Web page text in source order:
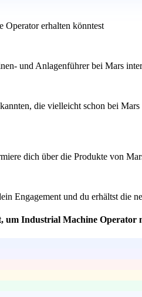
Operator erhalten könntest
und Anlagenführer bei Mars
die vielleicht schon bei
dich über die Produkte von
Engagement und du erhältst die
um Industrial Machine Operator